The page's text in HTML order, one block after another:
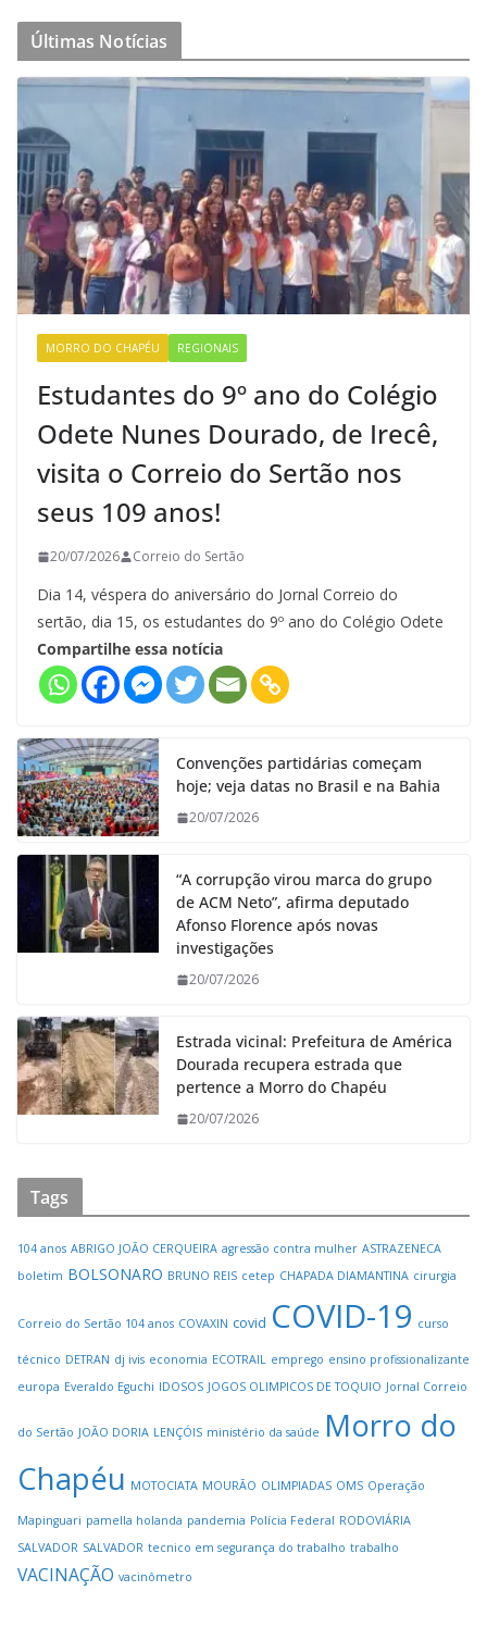
Últimas Notícias
MORRO DO CHAPÉU REGIONAIS
Estudantes do 9º ano do Colégio
Odete Nunes Dourado, de Irecê,
visita o Correio do Sertão nos
seus 109 anos!
20/07/2026 Correio do Sertão
Dia 14, véspera do aniversário do Jornal Correio do
sertão, dia 15, os estudantes do 9º ano do Colégio Odete
Compartilhe essa notícia
Convenções partidárias começam
hoje; veja datas no Brasil e na Bahia
20/07/2026
“A corrupção virou marca do grupo
de ACM Neto”, afirma deputado
Afonso Florence após novas
investigações
20/07/2026
Estrada vicinal: Prefeitura de América
Dourada recupera estrada que
pertence a Morro do Chapéu
20/07/2026
Tags
104 anos ABRIGO JOÃO CERQUEIRA agressão contra mulher ASTRAZENECA
boletim BOLSONARO BRUNO REIS cetep CHAPADA DIAMANTINA cirurgia
Correio do Sertão 104 anos COVAXIN covid COVID-19 curso
técnico DETRAN dj ivis economia ECOTRAIL emprego ensino profissionalizante
europa Everaldo Eguchi IDOSOS JOGOS OLIMPICOS DE TOQUIO Jornal Correio
do Sertão JOÃO DORIA LENÇÓIS ministério da saúde Morro do
Chapéu MOTOCIATA MOURÃO OLIMPIADAS OMS Operação
Mapinguari pamella holanda pandemia Polícia Federal RODOVIÁRIA
SALVADOR SALVADOR tecnico em segurança do trabalho trabalho
VACINAÇÃO vacinômetro